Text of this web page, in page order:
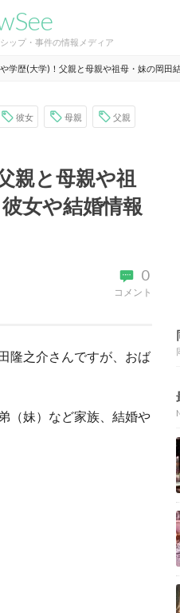
ップ・事件の情報メディア
学歴(大学)！父親と母親や祖母・妹の岡田
彼女 母親 父親
親と母親や祖
女や結婚情報
0
コメント
隆之介さんですが、おば
（妹）など家族、結婚や